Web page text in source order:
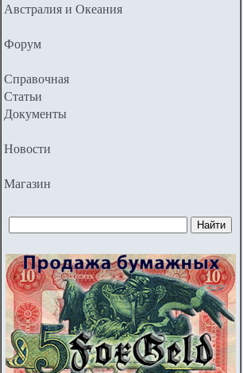
Австралия и Океания
Форум
Справочная
Статьи
Документы
Новости
Магазин